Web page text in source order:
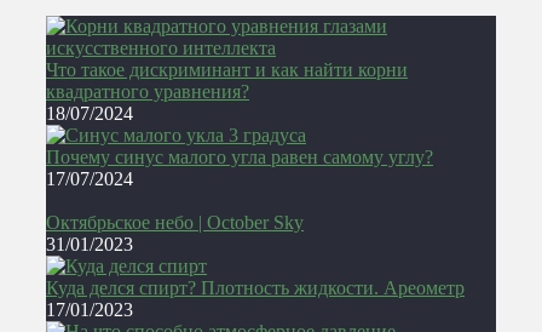
Что такое дискриминант и как найти корни
квадратного уравнения?
18/07/2024
Почему синус малого угла равен самому углу?
17/07/2024
Октябрьское небо | October Sky
31/01/2023
Куда делся спирт? Плотность жидкости. Ареометр
17/01/2023